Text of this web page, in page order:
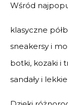
Wśród
klasyczne
sneakersy i
botki, kozaki i
sandały i